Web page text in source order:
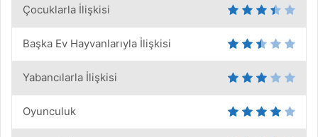
Çocuklarla İlişkisi
Başka Ev Hayvanlarıyla İlişkisi
Yabancılarla İlişkisi
Oyunculuk